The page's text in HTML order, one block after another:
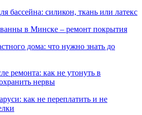
бассейна: силикон, ткань или латекс
в Минске – ремонт покрытия
дома: что нужно знать до
ремонта: как не утонуть в
нервы
как не переплатить и не